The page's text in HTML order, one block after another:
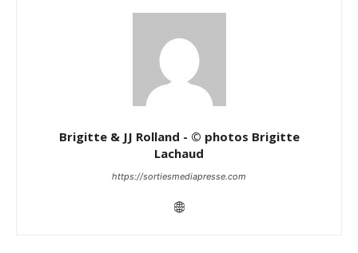
Brigitte & JJ Rolland - © photos Brigitte
Lachaud
https://sortiesmediapresse.com